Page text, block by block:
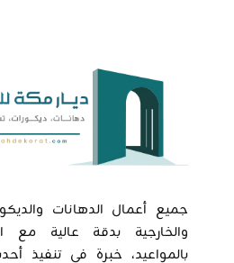
جميع أعمال الدهانات
والخارجية بدقة عالية مع
بالمواعيد، خبرة في تنفيذ